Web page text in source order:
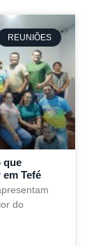
REUNIÕES
que
Tefé
do